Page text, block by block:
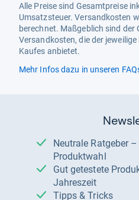
Alle Preise sind Gesamtpreise
Umsatzsteuer. Versandkosten
berechnet. Maßgeblich sind der
Versandkosten, die der
Kaufes anbietet.
Mehr Infos dazu in unseren
Neutrale Ratgeber – hilfreich für Ihre
Produktwahl
Gut getestete Produkte – passend zur
Jahreszeit
Tipps & Tricks